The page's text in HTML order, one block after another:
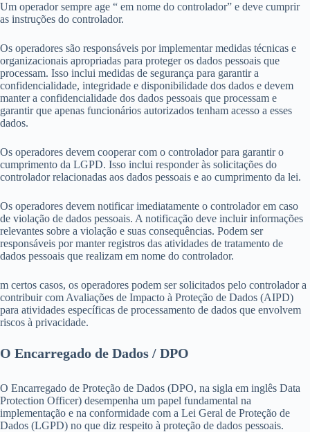
Um operador sempre age “ em nome do controlador” e deve cumprir
as instruções do controlador.
Os operadores são responsáveis por implementar medidas técnicas e
organizacionais apropriadas para proteger os dados pessoais que
processam. Isso inclui medidas de segurança para garantir a
confidencialidade, integridade e disponibilidade dos dados e devem
manter a confidencialidade dos dados pessoais que processam e
garantir que apenas funcionários autorizados tenham acesso a esses
dados.
Os operadores devem cooperar com o controlador para garantir o
cumprimento da LGPD. Isso inclui responder às solicitações do
controlador relacionadas aos dados pessoais e ao cumprimento da lei.
Os operadores devem notificar imediatamente o controlador em caso
de violação de dados pessoais. A notificação deve incluir informações
relevantes sobre a violação e suas consequências. Podem ser
responsáveis por manter registros das atividades de tratamento de
dados pessoais que realizam em nome do controlador.
m certos casos, os operadores podem ser solicitados pelo controlador a
contribuir com Avaliações de Impacto à Proteção de Dados (AIPD)
para atividades específicas de processamento de dados que envolvem
riscos à privacidade.
O Encarregado de Dados / DPO
O Encarregado de Proteção de Dados (DPO, na sigla em inglês Data
Protection Officer) desempenha um papel fundamental na
implementação e na conformidade com a Lei Geral de Proteção de
Dados (LGPD) no que diz respeito à proteção de dados pessoais.